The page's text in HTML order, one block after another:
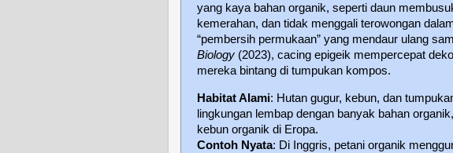
yang kaya bahan organik, seperti daun
kemerahan, dan tidak menggali terowongan
“pembersih permukaan” yang mendaur ulang
Biology (2023), cacing epigeik mempercepat
mereka bintang di tumpukan kompos.
Habitat Alami: Hutan gugur, kebun, dan
lingkungan lembap dengan banyak bahan
kebun organik di Eropa.
Contoh Nyata: Di Inggris, petani organik